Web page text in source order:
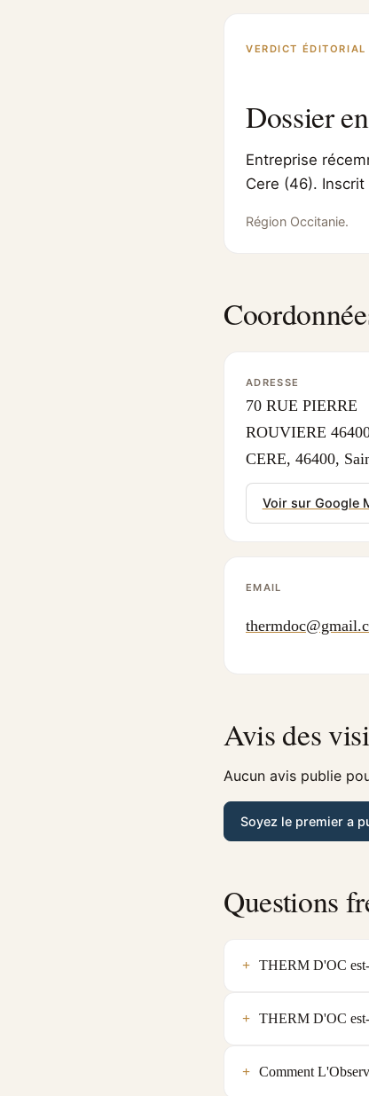
VERDICT ÉDITORIAL
Dossier
Entreprise
Cere (46). Inscrit
Région Occitanie.
ADRESSE
70 RUE PIERRE
ROUVIERE
CERE, 46400,
Voir sur Google
EMAIL
Avis des
Aucun avis publie
Soyez le premier a
Questions
THERM D'OC est-
THERM D'OC
Comment